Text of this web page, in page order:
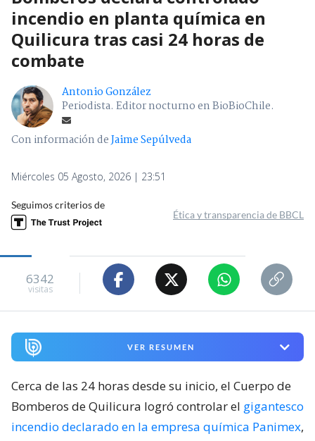
incendio en planta química en
Quilicura tras casi 24 horas de
combate
Antonio González
Periodista. Editor nocturno en BioBioChile.
Con información deJaime Sepúlveda
Miércoles 05 Agosto, 2026 | 23:51
Seguimos criterios de
Ética y transparencia de BBCL
6342
visitas
VER RESUMEN
Cerca de las 24 horas desde su inicio, el Cuerpo de
Bomberos de Quilicura logró controlar el gigantesco
incendio declarado en la empresa química Panimex,